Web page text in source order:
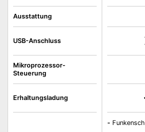
Ausstattung
USB-Anschluss
Mikroprozessor-
Steuerung
Erhaltungsladung
-